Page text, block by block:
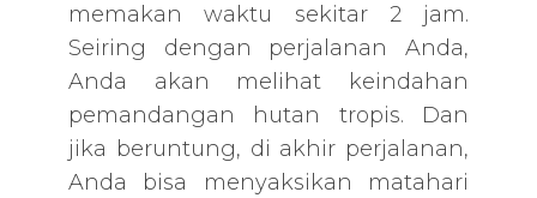
memakan waktu sekitar 2 jam.
Seiring dengan perjalanan Anda,
Anda akan melihat keindahan
pemandangan hutan tropis. Dan
jika beruntung, di akhir perjalanan,
Anda bisa menyaksikan matahari